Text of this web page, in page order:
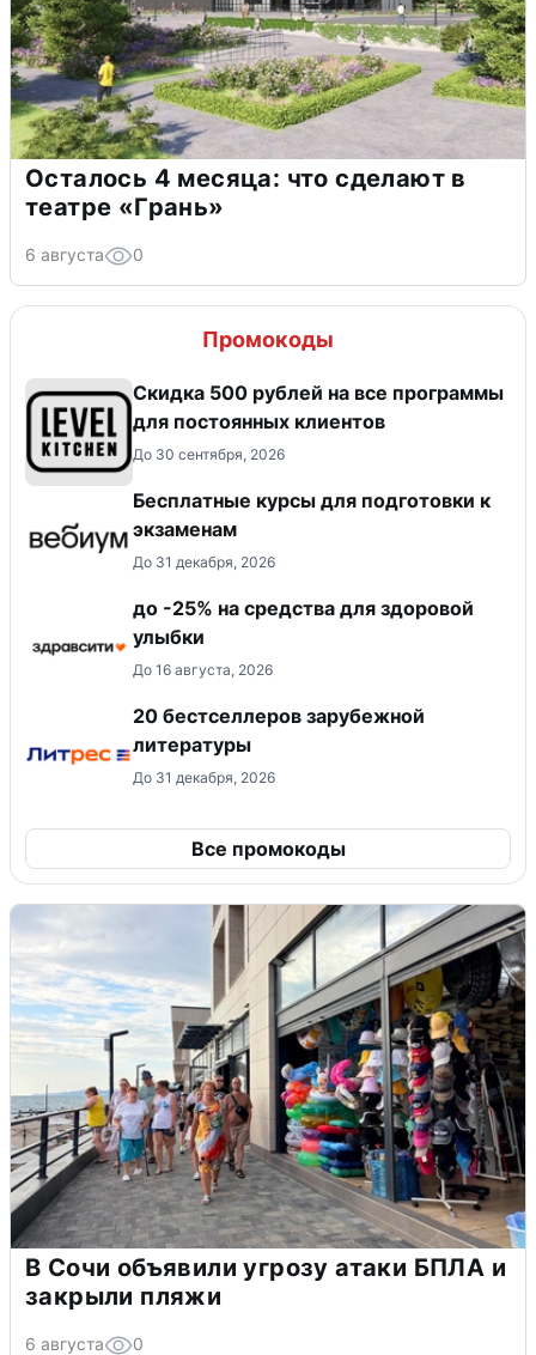
Осталось 4 месяца: что сделают в
театре «Грань»
6 августа 0
Промокоды
Скидка 500 рублей на все программы
для постоянных клиентов
До 30 сентября, 2026
Бесплатные курсы для подготовки к
экзаменам
До 31 декабря, 2026
до -25% на средства для здоровой
улыбки
До 16 августа, 2026
20 бестселлеров зарубежной
литературы
До 31 декабря, 2026
Все промокоды
В Сочи объявили угрозу атаки БПЛА и
закрыли пляжи
6 августа 0